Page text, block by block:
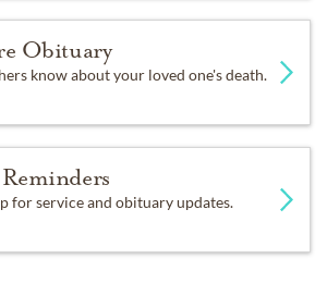
Obituary
know about your loved one's death.
for service and obituary updates.